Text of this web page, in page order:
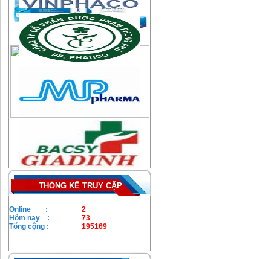
THỐNG KÊ TRUY CẬP
Online :
2
Hôm nay :
73
Tổng cộng :
195169